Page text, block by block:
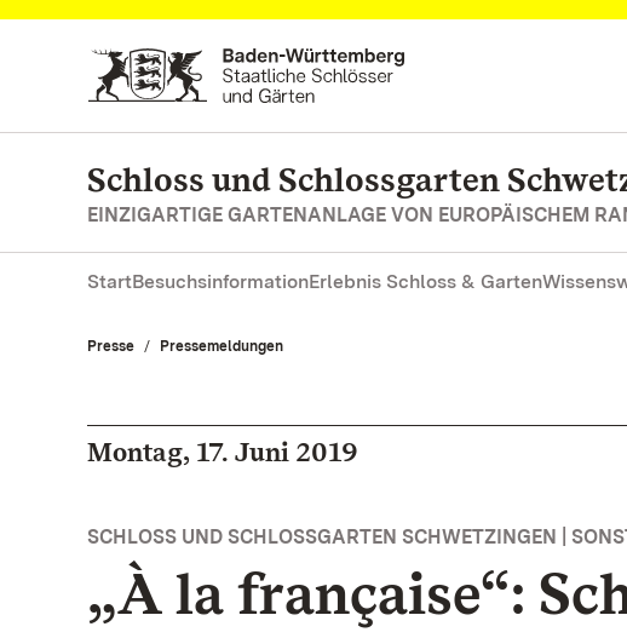
Zum Hauptinhalt springen
Schloss und Schlossgarten
EINZIGARTIGE GARTENANLAGE VON EUROPÄISCHEM
StartBesuchsinformationErlebnis Schloss & Garten
Presse Pressemeldungen
Montag, 17. Juni 2019
SCHLOSS UND SCHLOSSGARTEN SCHWETZINGEN |
„À la française“: